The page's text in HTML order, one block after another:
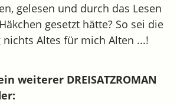
gelesen und durch das Lesen
gesetzt hätte? So sei die
nichts Altes für mich Alten ...!
weiterer DREISATZROMAN